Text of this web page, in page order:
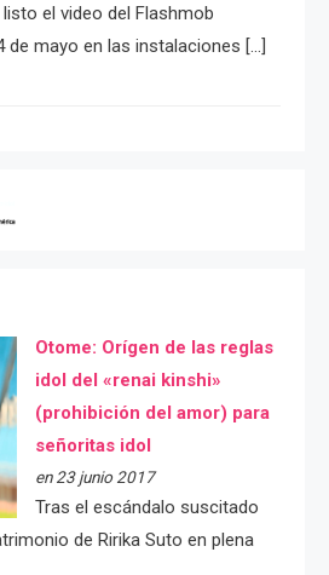
el video del Flashmob
de mayo en las instalaciones […]
Otome: Orígen de las reglas
idol del «renai kinshi»
(prohibición del amor) para
señoritas idol
en 23 junio 2017
Tras el escándalo suscitado
de Ririka Suto en plena